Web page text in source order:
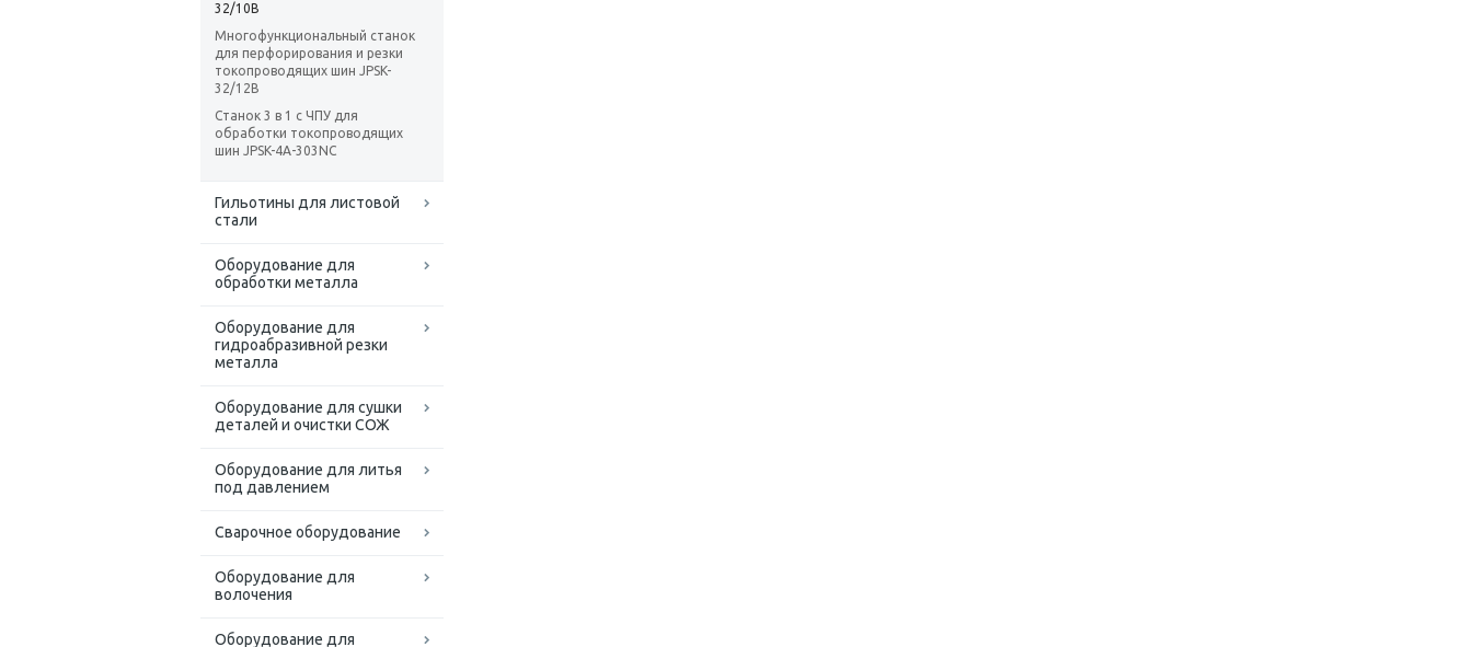
32/10B
Многофункциональный станок
для перфорирования и резки
токопроводящих шин JPSK-
32/12B
Станок 3 в 1 с ЧПУ для
обработки токопроводящих
шин JPSK-4A-303NC
Гильотины для листовой
стали
Оборудование для
обработки металла
Оборудование для
гидроабразивной резки
металла
Оборудование для сушки
деталей и очистки СОЖ
Оборудование для литья
под давлением
Сварочное оборудование
Оборудование для
волочения
Оборудование для